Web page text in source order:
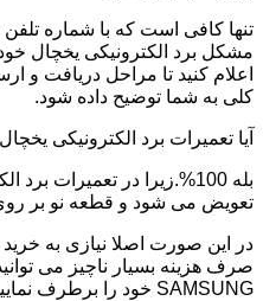
مشکل برد الکترونیکی یخچال
اعلام کنید تا مراحل دریافت و
کلی به شما توضیح داده شود.
آیا تعمیرات برد الکترونیکی
بله 100%.زیرا در تعمیرات
تعویض می شود و قطعه نو بر
در این صورت اصلا نیازی به خرید
صرف هزینه بسیار ناچیز می
SAMSUNG خود را برطرف نمایید.